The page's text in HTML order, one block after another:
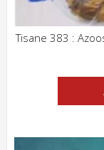
Tisane 383 :